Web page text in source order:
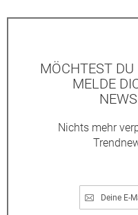
MÖCHTEST
MELDE
Nichts mehr